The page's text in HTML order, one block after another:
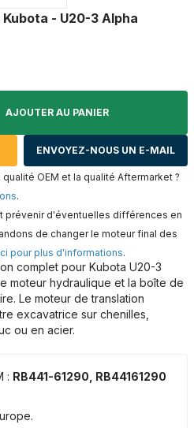
- U20-3 Alpha
AJOUTER AU PANIER
ENVOYEZ-NOUS UN E-MAIL
OEM et la qualité Aftermarket ?
.
prévenir d'éventuelles différences en
de changer le moteur final des
pour plus d'informations.
complet pour Kubota U20-3
moteur hydraulique et la boîte de
Le moteur de translation
excavatrice sur chenilles,
ou en acier.
: RB441-61290, RB44161290